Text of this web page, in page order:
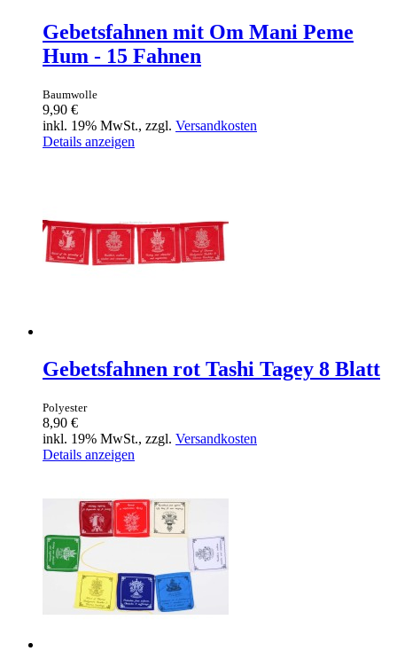
Gebetsfahnen mit Om Mani Peme
Hum - 15 Fahnen
Baumwolle
9,90 €
inkl. 19% MwSt., zzgl. Versandkosten
Details anzeigen
Gebetsfahnen rot Tashi Tagey 8 Blatt
Polyester
8,90 €
inkl. 19% MwSt., zzgl. Versandkosten
Details anzeigen